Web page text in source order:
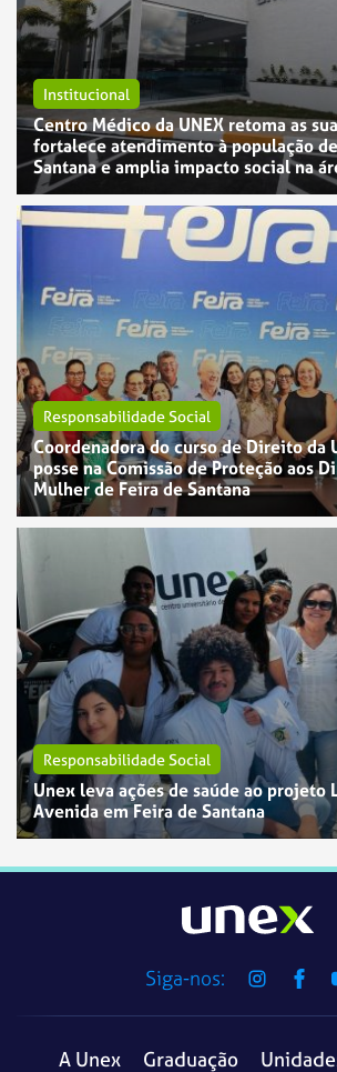
Institucional
Centro Médico da UNEX retoma as
fortalece atendimento à população
Santana e amplia impacto social na
Responsabilidade Social
Coordenadora do curso de Direito da
posse na Comissão de Proteção aos
Mulher de Feira de Santana
Responsabilidade Social
Unex leva ações de saúde ao projeto
Avenida em Feira de Santana
Siga-nos:
A Unex Graduação